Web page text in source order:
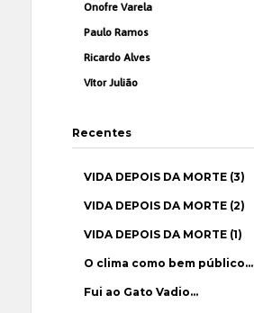
Onofre Varela
Paulo Ramos
Ricardo Alves
Vítor Julião
Recentes
VIDA DEPOIS DA MORTE (3)
VIDA DEPOIS DA MORTE (2)
VIDA DEPOIS DA MORTE (1)
O clima como bem público…
Fui ao Gato Vadio…